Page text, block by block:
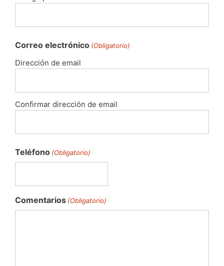
Correo electrónico (Obligatorio)
Dirección de email
Confirmar dirección de email
Teléfono (Obligatorio)
Comentarios (Obligatorio)